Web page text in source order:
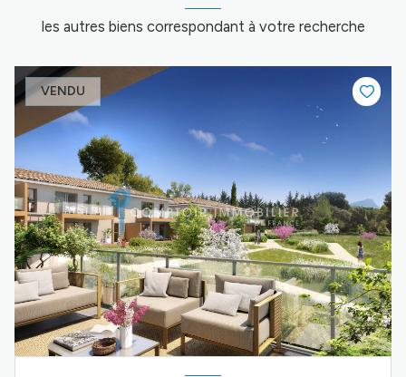
les autres biens correspondant à votre recherche
VENDU